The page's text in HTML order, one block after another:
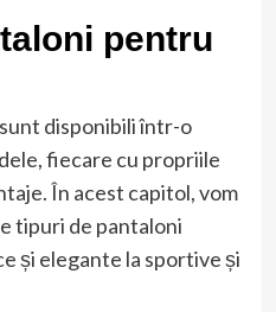
pentru
disponibili într-o
fiecare cu propriile
În acest capitol, vom
tipuri de pantaloni
și elegante la sportive și